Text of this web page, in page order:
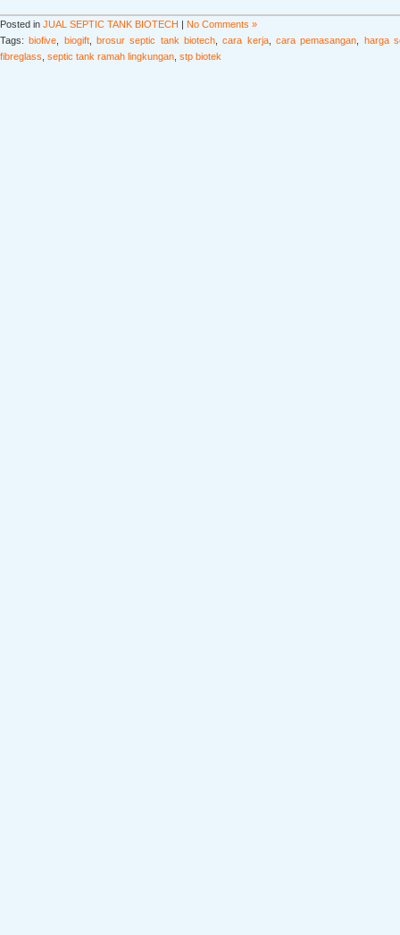
Posted in JUAL SEPTIC TANK BIOTECH
No Comments »
Tags: biofive biogift, brosur septic tank biotech,cara kerja, cara pemasangan
harga
fibreglass septic tank ramah lingkungan stp biotek